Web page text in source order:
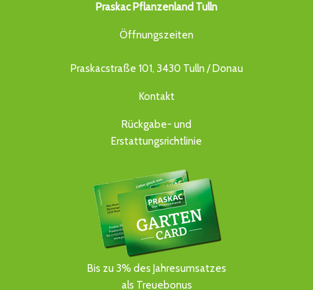
Praskac Pflanzenland Tulln
Öffnungszeiten
Praskacstraße 101, 3430 Tulln / Donau
Kontakt
Rückgabe- und
Erstattungsrichtlinie
Bis zu 3% des Jahresumsatzes
als Treuebonus